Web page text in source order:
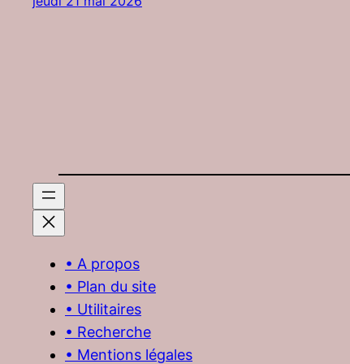
• A propos
• Plan du site
• Utilitaires
• Recherche
• Mentions légales